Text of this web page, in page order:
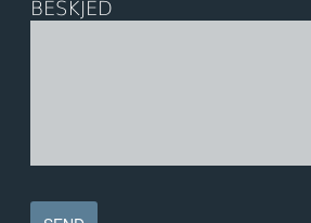
BESKJED